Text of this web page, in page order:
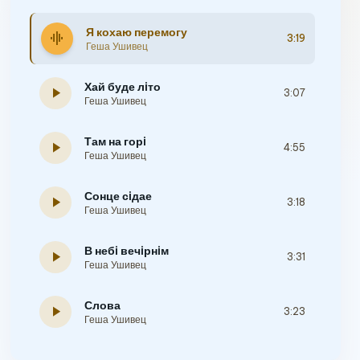
graphic_eq Я кохаю перемогу
Геша Ушивец
3:19
play_arrow Хай буде лiто
Геша Ушивец
3:07
play_arrow Там на горi
Геша Ушивец
4:55
play_arrow Сонце сiдае
Геша Ушивец
3:18
play_arrow В небi вечiрнiм
Геша Ушивец
3:31
play_arrow Слова
Геша Ушивец
3:23